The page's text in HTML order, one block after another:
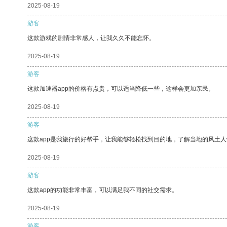
2025-08-19
游客
这款游戏的剧情非常感人，让我久久不能忘怀。
2025-08-19
游客
这款加速器app的价格有点贵，可以适当降低一些，这样会更加亲民。
2025-08-19
游客
这款app是我旅行的好帮手，让我能够轻松找到目的地，了解当地的风土
2025-08-19
游客
这款app的功能非常丰富，可以满足我不同的社交需求。
2025-08-19